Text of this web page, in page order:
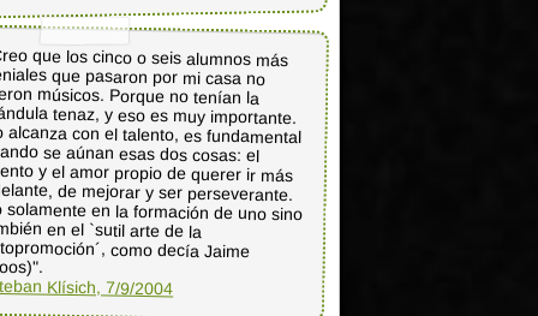
que los cinco o seis alumnos más
que pasaron por mi casa no
músicos. Porque no tenían la
tenaz, y eso es muy importante.
alcanza con el talento, es fundamental
se aúnan esas dos cosas: el
y el amor propio de querer ir más
de mejorar y ser perseverante.
solamente en la formación de uno sino
en el `sutil arte de la
como decía Jaime
Klísich, 7/9/2004